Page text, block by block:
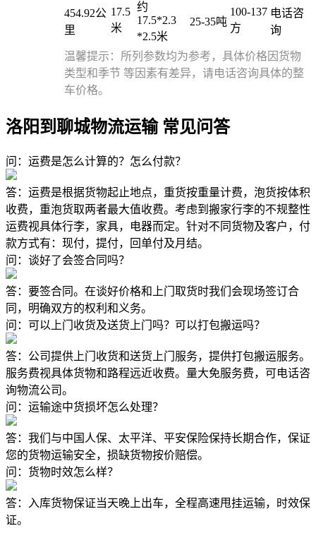
454.92公
里
17.5
米
约
17.5*2.3
*2.5米
25-35吨
100-137
方
电话咨
询
温馨提示：所列参数均为参考，具体价格因货物
类型和季节 等因素有差异，请电话咨询具体的整
车价格。
洛阳到聊城物流运输 常见问答
问：运费是怎么计算的？怎么付款？
答：运费是根据货物起止地点，重货按重量计费，泡货按体积
收费，重泡货取两者最大值收费。考虑到搬家行李的不规整性
运费视具体行李，家具，电器而定。针对不同货物及客户，付
款方式有：现付，提付，回单付及月结。
问：谈好了会签合同吗？
答：要签合同。在谈好价格和上门取货时我们会现场签订合
同，明确双方的权利和义务。
问：可以上门收货及送货上门吗？可以打包搬运吗？
答：公司提供上门收货和送货上门服务，提供打包搬运服务。
服务费视具体货物和路程远近收费。量大免服务费，可电话咨
询物流公司。
问：运输途中货损坏怎么处理？
答：我们与中国人保、太平洋、平安保险保持长期合作，保证
您的货物运输安全，损缺货物按价赔偿。
问：货物时效怎么样？
答：入库货物保证当天晚上出车，全程高速甩挂运输，时效保
证。